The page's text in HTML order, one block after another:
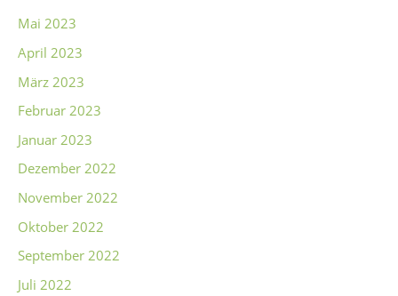
Mai 2023
April 2023
März 2023
Februar 2023
Januar 2023
Dezember 2022
November 2022
Oktober 2022
September 2022
Juli 2022